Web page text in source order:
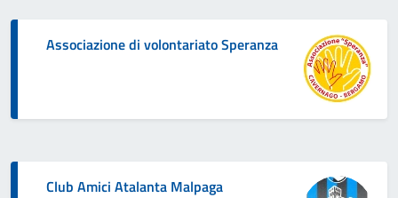
Associazione di volontariato Speranza
Club Amici Atalanta Malpaga